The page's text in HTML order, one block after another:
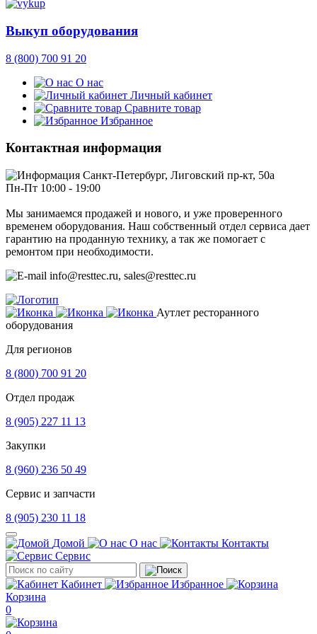
Выкуп оборудования
8 (800) 700 91 20
О нас
Личный кабинет
Сравните товар
Избранное
Контактная информация
Санкт-Петербург, Лиговский пр-кт, 50а
Пн-Пт 10:00 - 19:00
Мы занимаемся продажей и нового, и уже проверенного
временем оборудования. Наш собственный отдел сервиса дает
гарантию на проданную технику, а так же помогает с
ремонтом при необходимости.
info@resttec.ru, sales@resttec.ru
Аутлет ресторанного
оборудования
Для регионов
8 (800) 700 91 20
Отдел продаж
8 (905) 227 11 13
Закупки
8 (960) 236 50 49
Сервис и запчасти
8 (905) 230 11 18
Домой О нас
Контакты
Сервис
Кабинет
Избранное
Корзина
0